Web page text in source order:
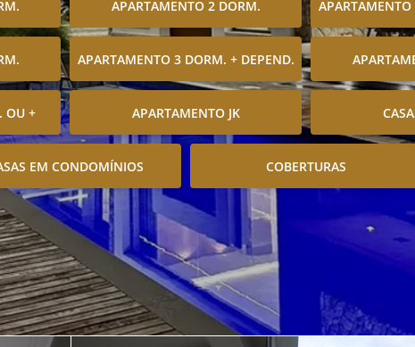
APARTAMENTO 2 DORM.
APARTAMENTO 3 DORM. + DEPEND.
OU + APARTAMENTO JK
EM CONDOMÍNIOS COBERTURAS